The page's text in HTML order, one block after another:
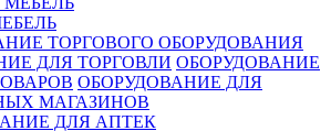
ТОРГОВОГО ОБОРУДОВАНИЯ
ДЛЯ ТОРГОВЛИ ОБОРУДОВАНИЕ
ОБОРУДОВАНИЕ ДЛЯ
МАГАЗИНОВ